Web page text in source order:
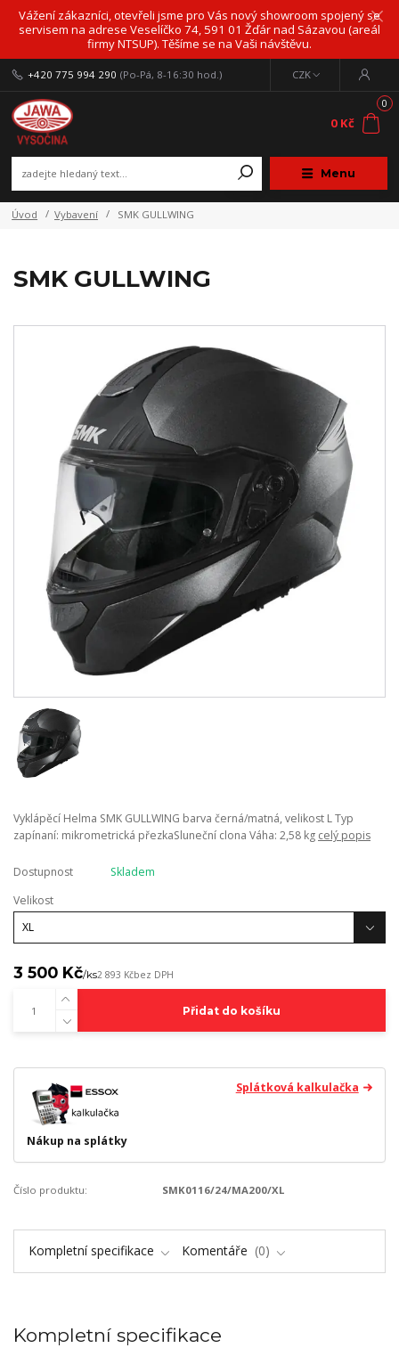
Vážení zákazníci, otevřeli jsme pro Vás nový showroom spojený se
servisem na adrese Veselíčko 74, 591 01 Žďár nad Sázavou (areál
firmy NTSUP). Těšíme se na Vaši návštěvu.
Menu
CZK
+420 775 994 290 (Po-Pá, 8-16:30 hod.)
0
0 Kč
Úvod Vybavení SMK GULLWING
SMK GULLWING
Vyklápěcí Helma SMK GULLWING barva černá/matná, velikost L Typ
zapínaní: mikrometrická přezkaSluneční clona Váha: 2,58 kg celý popis
Dostupnost
Skladem
Velikost
3 500 Kč/ks2 893 Kčbez DPH
Přidat do košíku
Splátková kalkulačka
Nákup na splátky
Číslo produktu: SMK0116/24/MA200/XL
Kompletní specifikace Komentáře 0
Kompletní specifikace